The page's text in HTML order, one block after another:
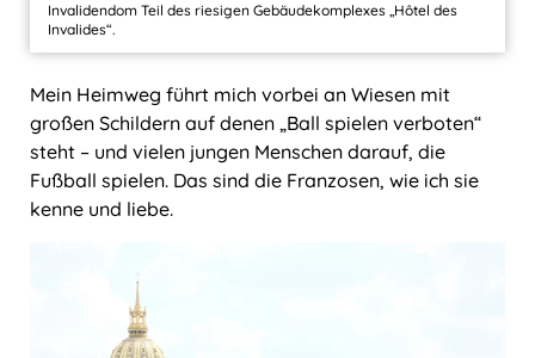
Invalidendom Teil des riesigen Gebäudekomplexes „Hôtel des
Invalides“.
Mein Heimweg führt mich vorbei an Wiesen mit
großen Schildern auf denen „Ball spielen verboten“
steht ‒ und vielen jungen Menschen darauf, die
Fußball spielen. Das sind die Franzosen, wie ich sie
kenne und liebe.